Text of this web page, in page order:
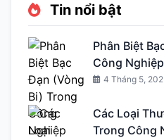
Tin nổi bật
Phân Biệt
Công Nghiệp
4 Tháng 5,
Các Loại
Trong Công